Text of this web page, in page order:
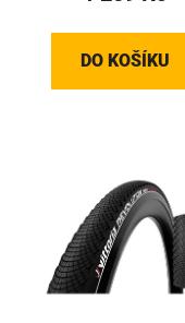
DO KOŠÍKU